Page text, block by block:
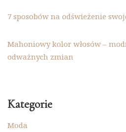
7 sposobów na odświeżenie
Mahoniowy kolor włosów –
odważnych zmian
Kategorie
Moda